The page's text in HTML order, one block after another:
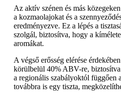
Az aktív szénen és más
a kozmaolajokat és a
eredményezve. Ez a lépés a
szolgál, biztosítva, hogy a
aromákat.
A végső erősség elérése
körülbelül 40% ABV-re, biztosítva
a regionális szabályoktól függően
továbbra is egy tiszta,